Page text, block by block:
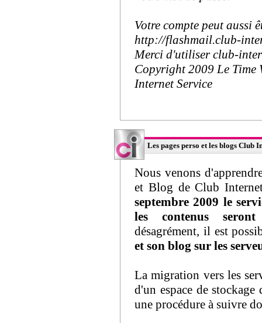
Votre compte peut aussi
http://flashmail.club-
Merci d'utiliser club-
Copyright 2009 Le Time
Internet Service
Les pages perso et les blogs Club
Nous venons
et Blog de Club
septembre 2009 le
les contenus seront
désagrément, il est
et son blog sur les
La migration vers les
d'un espace de
une procédure à suivre